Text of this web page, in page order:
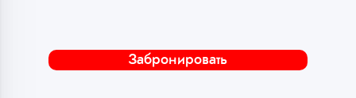
Забронировать